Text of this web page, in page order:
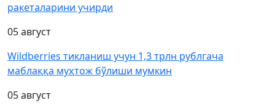
ракеталарини учирди
05 август
Wildberries тикланиш учун 1,3 трлн рублгача
маблаққа муҳтож бўлиши мумкин
05 август